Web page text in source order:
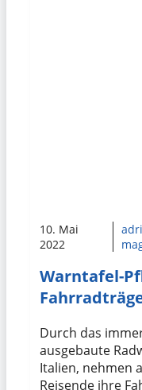
10. Mai
2022
Warntafel-
Durch das
ausgebaute
Italien, nehmen
Reisende ihre